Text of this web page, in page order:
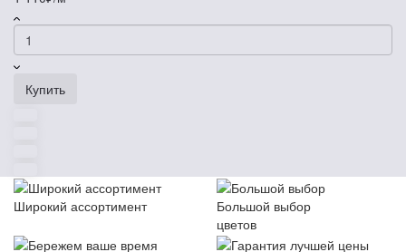
Купить
Широкий ассортимент
Большой выбор
цветов